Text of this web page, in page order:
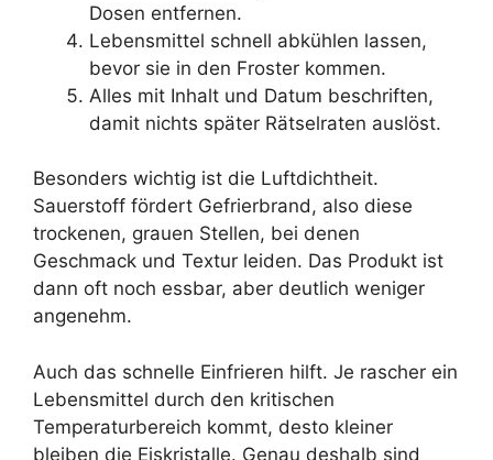
Dosen entfernen.
Lebensmittel schnell abkühlen lassen,
bevor sie in den Froster kommen.
Alles mit Inhalt und Datum beschriften,
damit nichts später Rätselraten auslöst.
Besonders wichtig ist die Luftdichtheit.
Sauerstoff fördert Gefrierbrand, also diese
trockenen, grauen Stellen, bei denen
Geschmack und Textur leiden. Das Produkt ist
dann oft noch essbar, aber deutlich weniger
angenehm.
Auch das schnelle Einfrieren hilft. Je rascher ein
Lebensmittel durch den kritischen
Temperaturbereich kommt, desto kleiner
bleiben die Eiskristalle. Genau deshalb sind